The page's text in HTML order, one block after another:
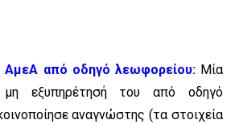
ΑμεΑ από οδηγό λεωφορείου:Μία
μη εξυπηρέτησή του από οδηγό
αναγνώστης (τα στοιχεία